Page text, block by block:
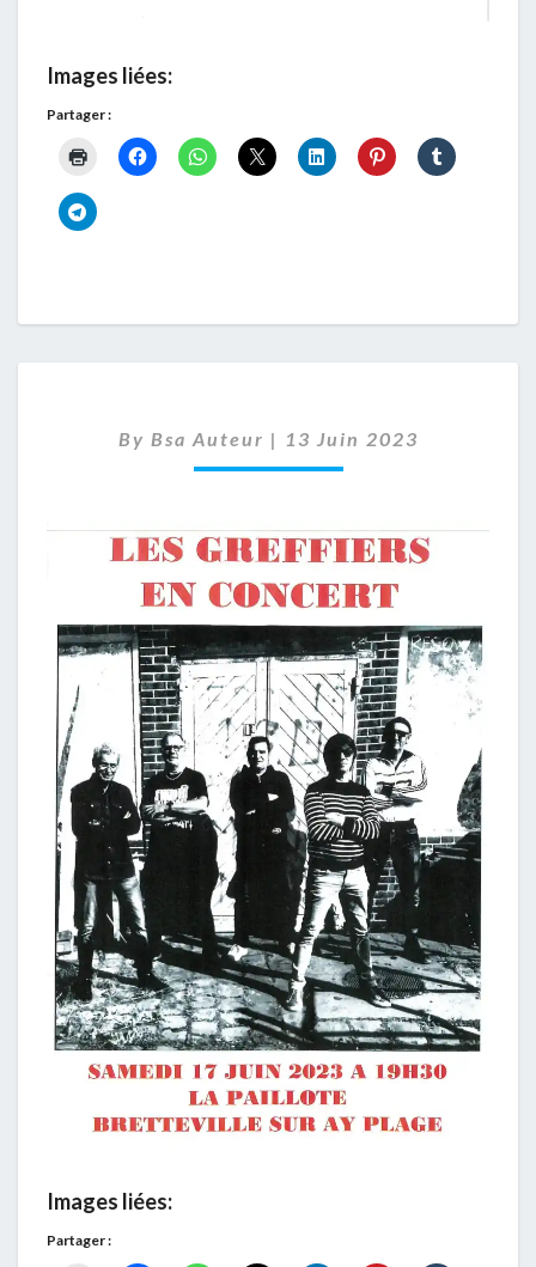
Images liées:
Partager :
By Bsa Auteur | 13 Juin 2023
Images liées:
Partager :